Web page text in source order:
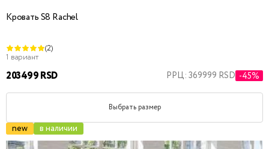
Кровать S8 Rachel
(2)
1 вариант
203499 RSD РРЦ: 369999 RSD -45%
Выбрать размер
new в наличии